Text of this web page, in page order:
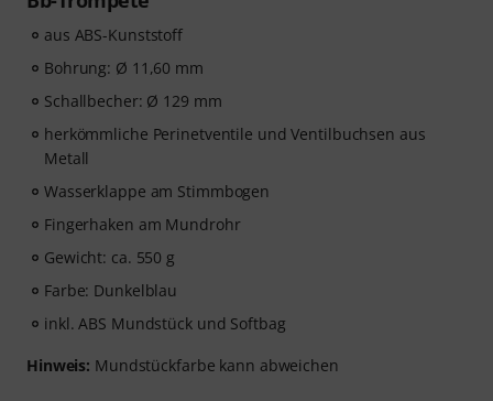
270 zielgerichteten Übungen
Das interaktive Live-Feedback von tonestro hört dir
beim Spielen zu, analysiert jeden gespielten Ton und
gibt dir unmittelbar Rückmeldung zur Tonhöhe und
Rhythmus. Ergreife jetzt die Chance, deiner
Trompetenfähigkeiten flexibel, effektiv und mit Freude
zu entwickeln – zu jeder Zeit, an jedem Ort. Keine
automatische Verlängerung!
aus ABS-Kunststoff
Bohrung: Ø 11,60 mm
Schallbecher: Ø 129 mm
herkömmliche Perinetventile und Ventilbuchsen aus
Metall
Wasserklappe am Stimmbogen
Fingerhaken am Mundrohr
Gewicht: ca. 550 g
Farbe: Dunkelblau
inkl. ABS Mundstück und Softbag
Hinweis: Mundstückfarbe kann abweichen